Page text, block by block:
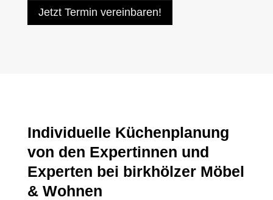
Jetzt Termin vereinbaren!
Individuelle Küchenplanung
von den Expertinnen und
Experten bei birkhölzer Möbel
& Wohnen